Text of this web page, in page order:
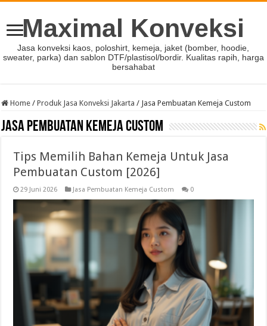
Maximal Konveksi
Jasa konveksi kaos, poloshirt, kemeja, jaket (bomber, hoodie,
sweater, parka) dan sablon DTF/plastisol/bordir. Kualitas rapih, harga
bersahabat
Home / Produk Jasa Konveksi Jakarta / Jasa Pembuatan Kemeja Custom
Jasa Pembuatan Kemeja Custom
Tips Memilih Bahan Kemeja Untuk Jasa
Pembuatan Custom [2026]
29 Juni 2026 Jasa Pembuatan Kemeja Custom 0